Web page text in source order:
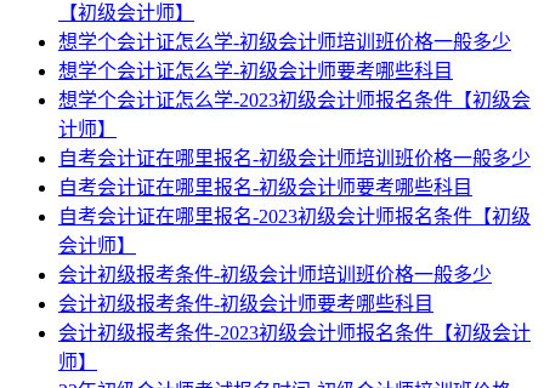
【初级会计师】
想学个会计证怎么学-初级会计师培训班价格一般多少
想学个会计证怎么学-初级会计师要考哪些科目
想学个会计证怎么学-2023初级会计师报名条件【初级会
计师】
自考会计证在哪里报名-初级会计师培训班价格一般多少
自考会计证在哪里报名-初级会计师要考哪些科目
自考会计证在哪里报名-2023初级会计师报名条件【初级
会计师】
会计初级报考条件-初级会计师培训班价格一般多少
会计初级报考条件-初级会计师要考哪些科目
会计初级报考条件-2023初级会计师报名条件【初级会计
师】